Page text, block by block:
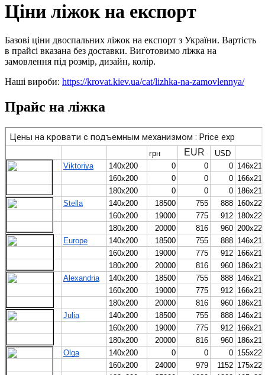
Ціни ліжок на експорт
Базові ціни двоспальних ліжок на експорт з України. Вартість
в прайсі вказана без доставки. Виготовимо ліжка на
замовлення під розмір, дизайн, колір.
Наші вироби: https://krovat.kiev.ua/cat/lizhka-na-zamovlennya/
Прайс на ліжка